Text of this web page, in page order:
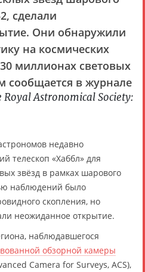
сделали
Они обнаружили
на космических
миллионах световых
сообщается в журнале
Astronomical Society:
недавно
телескоп «Хаббл» для
звёзд в рамках шарового
наблюдений было
скопления, но
неожиданное открытие.
наблюдавшегося
обзорной камеры
Camera for Surveys, ACS),